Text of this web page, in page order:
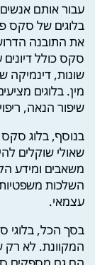
עבור אותם
בלוגים של סקס
את התובנה
סקס כולל דיונים
שונות, דינמיקה
מין. בלוגים
שיפור הנאה,
בנוסף, בלוג סקס
שאולי שוקלים
משאבים ומידע
השלכות
עצמאי.
בסך הכל, בלוגי
המקוונת. לא רק